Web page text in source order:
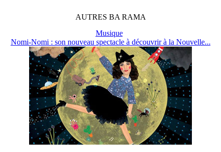
AUTRES BA RAMA
Musique
Nomi-Nomi : son nouveau spectacle à découvrir à la Nouvelle...